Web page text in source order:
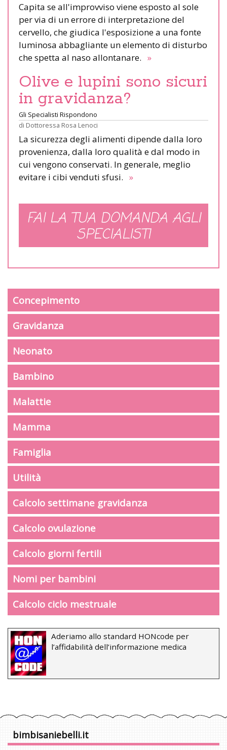
Capita se all'improvviso viene esposto al sole
per via di un errore di interpretazione del
cervello, che giudica l'esposizione a una fonte
luminosa abbagliante un elemento di disturbo
che spetta al naso allontanare. »
Olive e lupini sono sicuri
in gravidanza?
Gli Specialisti Rispondono
di Dottoressa Rosa Lenoci
La sicurezza degli alimenti dipende dalla loro
provenienza, dalla loro qualità e dal modo in
cui vengono conservati. In generale, meglio
evitare i cibi venduti sfusi. »
FAI LA TUA DOMANDA AGLI
SPECIALISTI
Concepimento
Gravidanza
Neonato
Bambino
Malattie
Mamma
Famiglia
Utilità
Calcolo settimane gravidanza
Calcolo ovulazione
Calcolo giorni fertili
Nomi per bambini
Calcolo ciclo mestruale
Aderiamo allo standard HONcode per
l’affidabilità dell’informazione medica
bimbisaniebelli.it